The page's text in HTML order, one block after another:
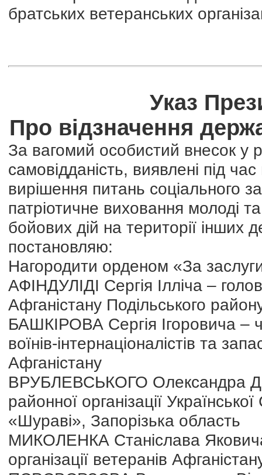
братських ветеранських
Указ
Про відзначення
За вагомий особистий внесок у
самовідданість, виявлені під
вирішення питань соціального
патріотичне виховання молоді
бойових дій на території інших
постановляю:
Нагородити орденом «За
АФІНДУЛІДІ Сергія Ілліча –
Афганістану Подільського
БАШКІРОВА Сергія Ігоровича –
воїнів-інтернаціоналістів та
Афганістану
ВРУБЛЕВСЬКОГО Олександра
районної організації
«Шураві», Запорізька область
МИКОЛЕНКА Станіслава
організації ветеранів